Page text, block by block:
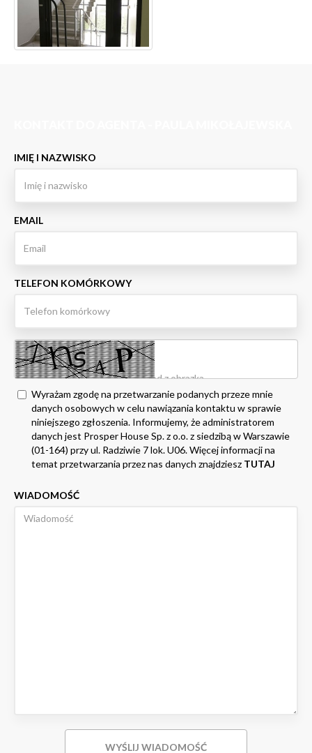
IMIĘ I NAZWISKO
EMAIL
TELEFON KOMÓRKOWY
Wyrażam zgodę na przetwarzanie podanych przeze mnie
danych osobowych w celu nawiązania kontaktu w sprawie
niniejszego zgłoszenia. Informujemy, że administratorem
danych jest Prosper House Sp. z o.o. z siedzibą w Warszawie
(01-164) przy ul. Radziwie 7 lok. U06. Więcej informacji na
temat przetwarzania przez nas danych znajdziesz TUTAJ
WIADOMOŚĆ